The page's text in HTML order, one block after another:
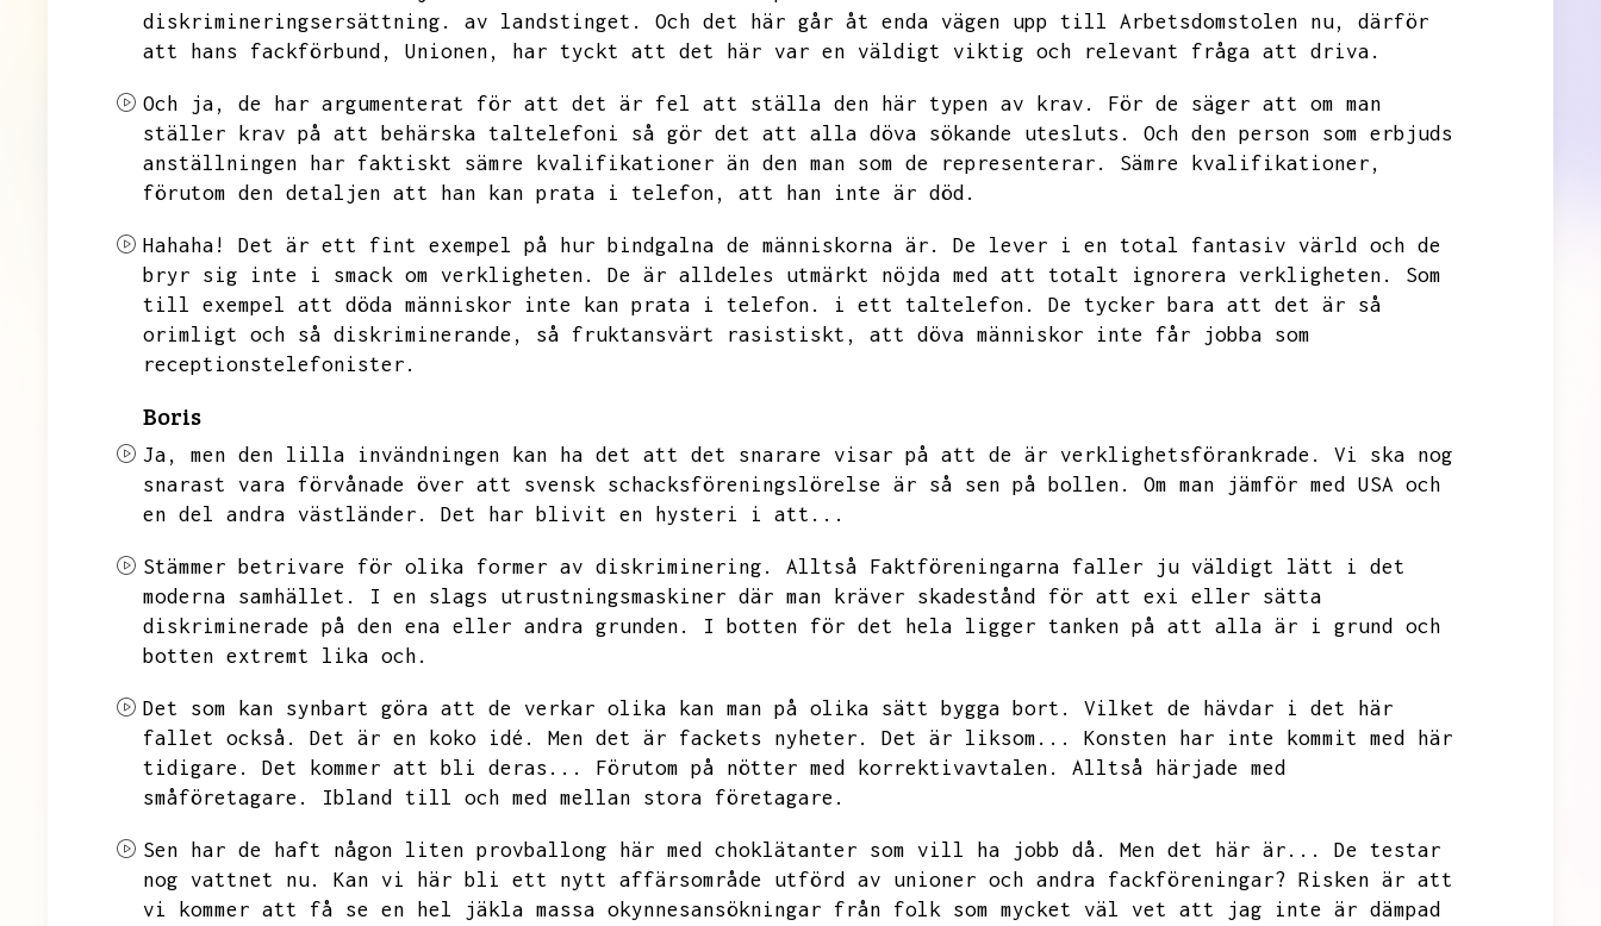
diskrimineringsersättning.
av landstinget. Och det här går åt enda vägen upp till Arbetsdomstolen nu,
därför
att hans fackförbund,
Unionen, har tyckt att det här var en väldigt viktig och relevant fråga att driva.
Och ja, de har argumenterat för att det är fel att ställa den här typen av krav.
För de säger att om man
ställer krav på att behärska taltelefoni så gör det att alla döva sökande utesluts.
Och den person som erbjuds
anställningen har faktiskt sämre kvalifikationer än den man som de representerar.
Sämre kvalifikationer,
förutom den detaljen att han kan prata i telefon,
att han inte är död.
Hahaha! Det är ett fint exempel på hur bindgalna de människorna är.
De lever i en total fantasiv värld och de
bryr sig inte i smack om verkligheten.
De är alldeles utmärkt nöjda med att totalt ignorera verkligheten.
Som
till exempel att döda människor inte kan prata i telefon.
i ett taltelefon.
De tycker bara att det är så
orimligt och så diskriminerande,
så fruktansvärt rasistiskt,
att döva människor inte får jobba som
receptionstelefonister.
Boris
Ja, men den lilla invändningen kan ha det att det snarare visar på att de är verklighetsförankrade.
Vi ska nog
snarast vara förvånade över att svensk schacksföreningslörelse är så sen på bollen.
Om man jämför med USA och
en del andra västländer.
Det har blivit en hysteri i att...
Stämmer betrivare för olika former av diskriminering.
Alltså Faktföreningarna faller ju väldigt lätt i det
moderna samhället.
I en slags utrustningsmaskiner där man kräver skadestånd för att exi eller sätta
diskriminerade på den ena eller andra grunden.
I botten för det hela ligger tanken på att alla är i grund och
botten extremt lika och.
Det som kan synbart göra att de verkar olika kan man på olika sätt bygga bort.
Vilket de hävdar i det här
fallet också.
Det är en koko idé. Men det är fackets nyheter. Det är liksom...
Konsten har inte kommit med här
tidigare.
Det kommer att bli deras... Förutom på nötter med korrektivavtalen.
Alltså härjade med
småföretagare.
Ibland till och med mellan stora företagare.
Sen har de haft någon liten provballong här med choklätanter som vill ha jobb då. Men det här är...
De testar
nog vattnet nu.
Kan vi här bli ett nytt affärsområde utförd av unioner och andra fackföreningar? Risken är att
vi kommer att få se en hel jäkla massa okynnesansökningar från folk som mycket väl vet att jag inte är dämpad